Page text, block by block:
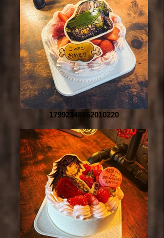
17992348652010220